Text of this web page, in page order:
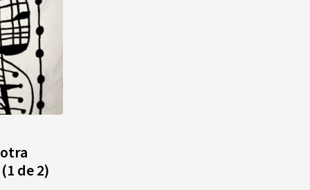
de 2)